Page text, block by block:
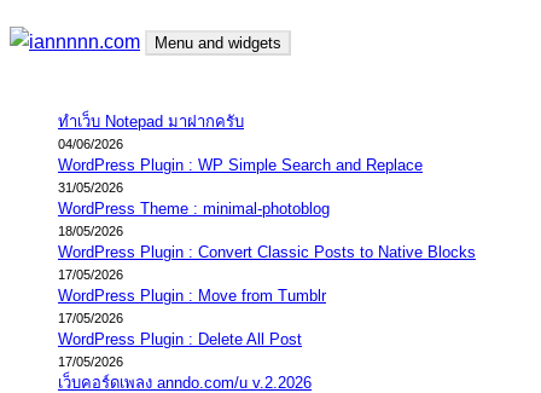
Skip
Menu and widgets
ทำเว็บ Notepad มาฝากครับ
04/06/2026
WordPress Plugin : WP Simple Search and Replace
31/05/2026
WordPress Theme : minimal-photoblog
18/05/2026
WordPress Plugin : Convert Classic Posts to Native Blocks
17/05/2026
WordPress Plugin : Move from Tumblr
17/05/2026
WordPress Plugin : Delete All Post
17/05/2026
เว็บคอร์ดเพลง anndo.com/u v.2.2026